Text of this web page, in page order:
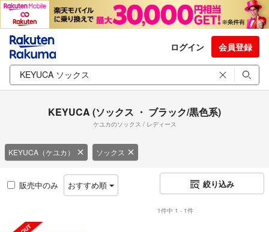
ログイン 会員登録
KEYUCA (ソックス ・ ブラック/黒色系)
ケユカのソックス / レディース
KEYUCA（ケユカ） ソックス
販売中のみ おすすめ順 絞り込み
1件中 1 - 1件